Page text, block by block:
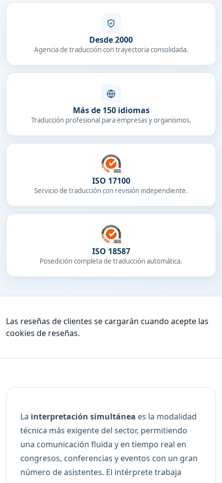
Desde 2000
Agencia de traducción con trayectoria consolidada.
Más de 150 idiomas
Traducción profesional para empresas y organismos.
ISO 17100
Servicio de traducción con revisión independiente.
ISO 18587
Posedición completa de traducción automática.
Las reseñas de clientes se cargarán cuando acepte las
cookies de reseñas.
La interpretación simultánea es la modalidad
técnica más exigente del sector, permitiendo
una comunicación fluida y en tiempo real en
congresos, conferencias y eventos con un gran
número de asistentes. El intérprete trabaja